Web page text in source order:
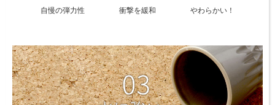
自慢の弾力性 衝撃を緩和 やわらかい！